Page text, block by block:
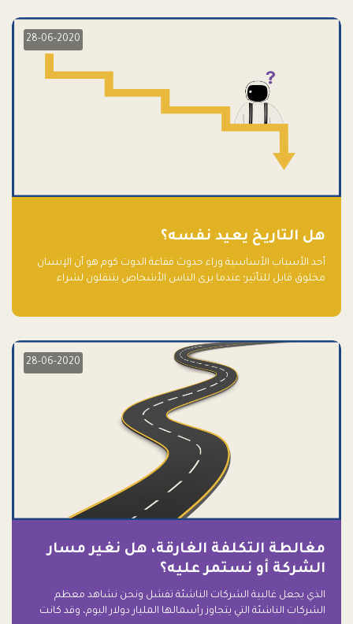
28-06-2020
هل التاريخ يعيد نفسه؟
أحد الأسباب الأساسية وراء حدوث فقاعة الدوت كوم هو أن الإنسان
مخلوق قابل للتأثير؛ عندما يرى الناس الأشخاص يتنقلون لشراء
28-06-2020
مغالطة التكلفة الغارقة، هل نغير مسار
الشركة أو نستمر عليه؟
الذي يجعل غالبية الشركات الناشئة تفشل ونحن نشاهد معظم
الشركات الناشئة التي يتجاوز رأسمالها المليار دولار اليوم، وقد كانت